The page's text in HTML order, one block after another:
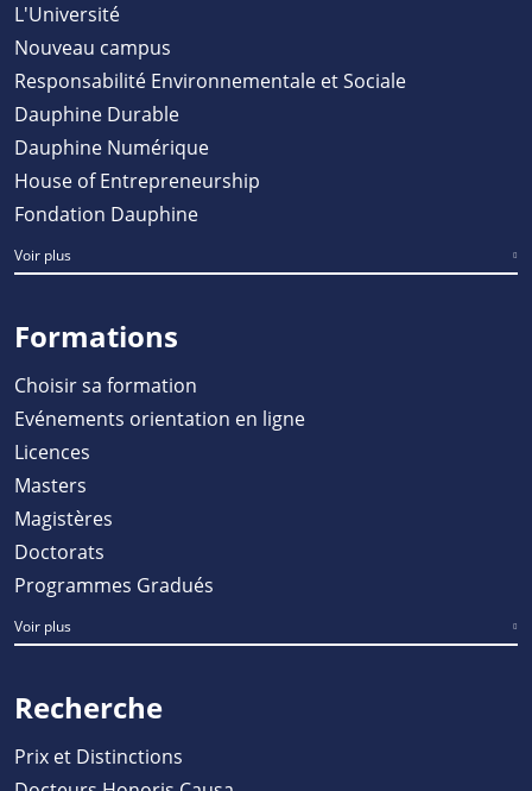
L'Université
Nouveau campus
Responsabilité Environnementale et Sociale
Dauphine Durable
Dauphine Numérique
House of Entrepreneurship
Fondation Dauphine
Voir plus
Formations
Choisir sa formation
Evénements orientation en ligne
Licences
Masters
Magistères
Doctorats
Programmes Gradués
Voir plus
Recherche
Prix et Distinctions